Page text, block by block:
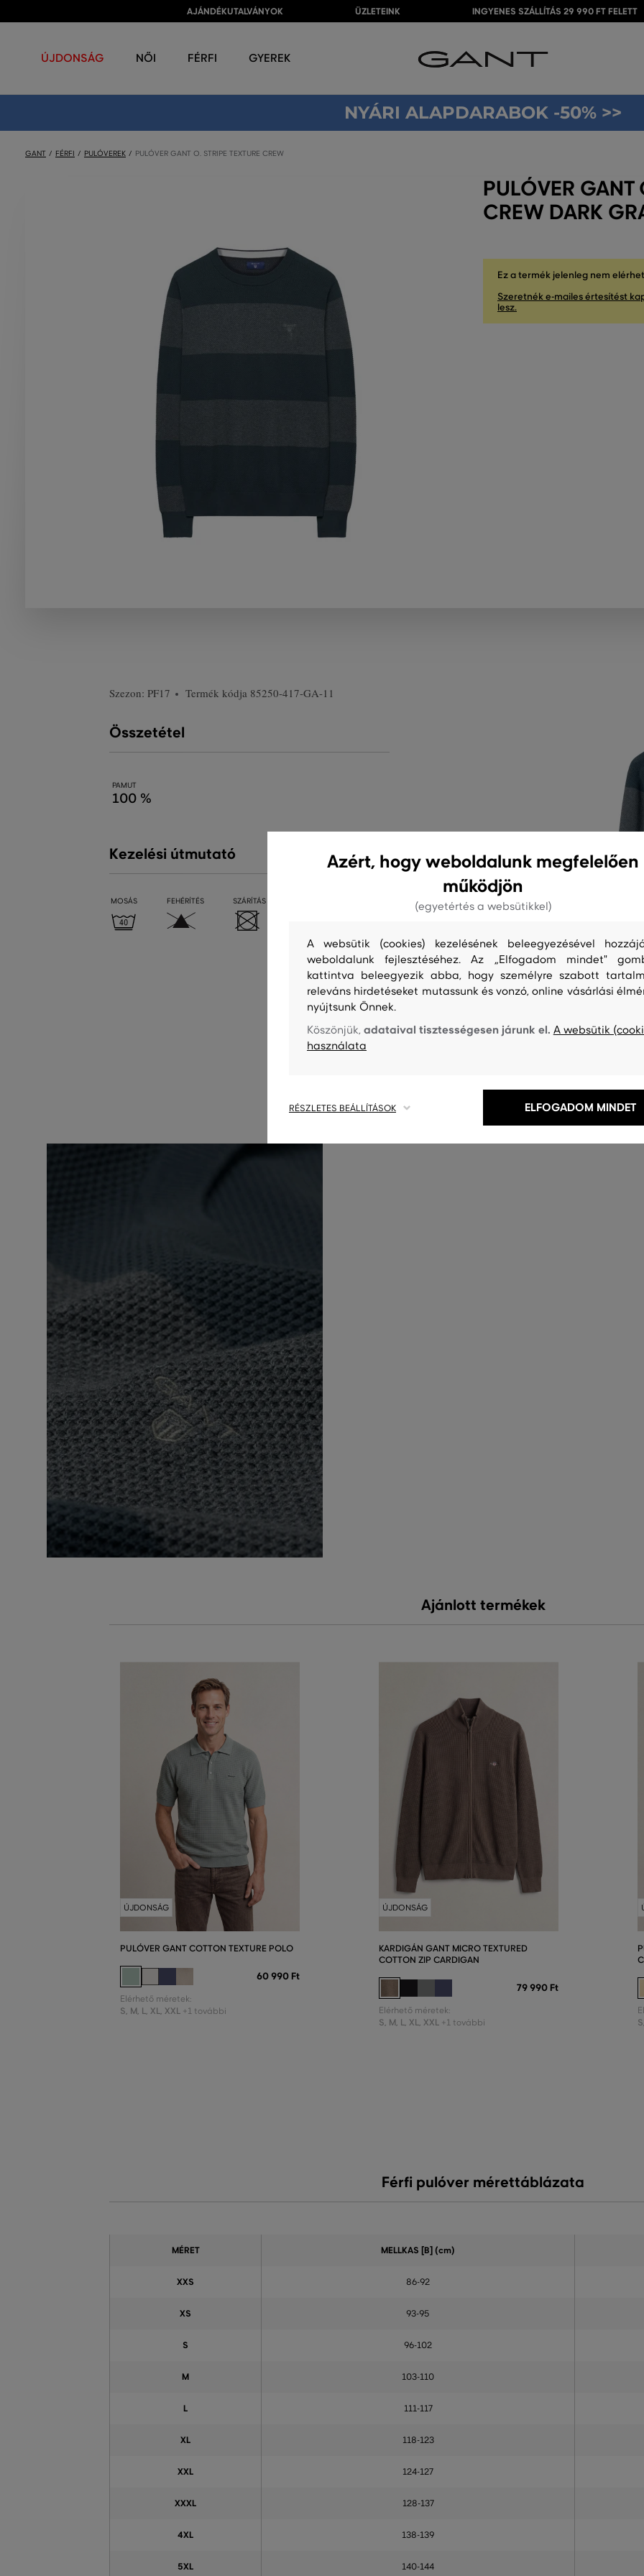
AJÁNDÉKUTALVÁNYOK ÜZLETEINK INGYENES SZÁLLÍTÁS 29 990 FT FELETT
ÚJDONSÁG NŐI FÉRFI GYEREK
NYÁRI ALAPDARABOK -50% >>
GANT FÉRFI PULÓVEREK PULÓVER GANT O. STRIPE TEXTURE CREW
PULÓVER GANT
CREW DARK
Ez a termék jelenleg nem
Szeretnék e-mailes értesítést
lesz.
Szezon: PF17 Termék kódja 85250-417-GA-11
Összetétel
PAMUT
100 %
Kezelési útmutató
MOSÁS FEHÉRÍTÉS SZÁRÍTÁS
Ajánlott termékek
ÚJDONSÁG
PULÓVER GANT COTTON TEXTURE POLO
60 990 Ft
Elérhető méretek:
S, M, L, XL, XXL +1 további
ÚJDONSÁG
KARDIGÁN GANT MICRO TEXTURED
COTTON ZIP CARDIGAN
79 990 Ft
Elérhető méretek:
S, M, L, XL, XXL +1 további S
Férfi pulóver mérettáblázata
MÉRET MELLKAS [B] (cm)
XXS 86-92
XS 93-95
S 96-102
M 103-110
L 111-117
XL 118-123
XXL 124-127
XXXL 128-137
4XL 138-139
5XL 140-144
Azért, hogy weboldalunk megfelelően
működjön
(egyetértés a websütikkel)
A websütik (cookies) kezelésének beleegyezésével
weboldalunk fejlesztéséhez. Az „Elfogadom mindet"
kattintva beleegyezik abba, hogy személyre szabott
releváns hirdetéseket mutassunk és vonzó, online vásárlási
nyújtsunk Önnek.
Köszönjük,adataival tisztességesen járunk el. A websütik
használata
RÉSZLETES BEÁLLÍTÁSOK ELFOGADOM MINDET